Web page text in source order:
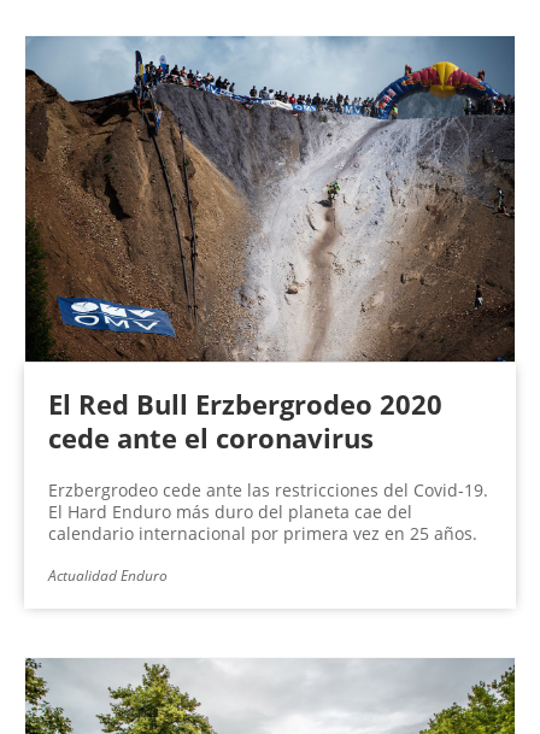
El Red Bull Erzbergrodeo 2020
cede ante el coronavirus
Erzbergrodeo cede ante las restricciones del Covid-19.
El Hard Enduro más duro del planeta cae del
calendario internacional por primera vez en 25 años.
Actualidad Enduro